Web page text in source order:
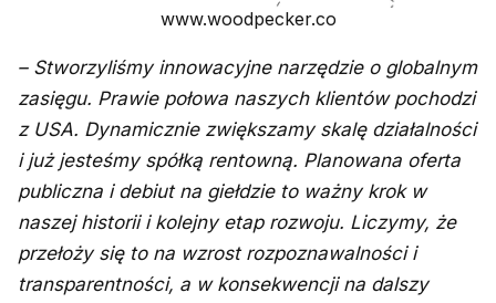
www.woodpecker.co
– Stworzyliśmy innowacyjne narzędzie o globalnym
zasięgu. Prawie połowa naszych klientów pochodzi
z USA. Dynamicznie zwiększamy skalę działalności
i już jesteśmy spółką rentowną. Planowana oferta
publiczna i debiut na giełdzie to ważny krok w
naszej historii i kolejny etap rozwoju. Liczymy, że
przełoży się to na wzrost rozpoznawalności i
transparentności, a w konsekwencji na dalszy